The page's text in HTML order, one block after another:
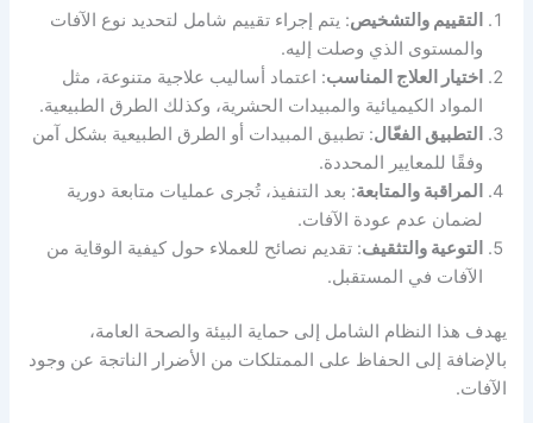
التقييم والتشخيص: يتم إجراء تقييم شامل لتحديد نوع الآفات
والمستوى الذي وصلت إليه.
اختيار العلاج المناسب: اعتماد أساليب علاجية متنوعة، مثل
المواد الكيميائية والمبيدات الحشرية، وكذلك الطرق الطبيعية.
التطبيق الفعّال: تطبيق المبيدات أو الطرق الطبيعية بشكل آمن
وفقًا للمعايير المحددة.
المراقبة والمتابعة: بعد التنفيذ، تُجرى عمليات متابعة دورية
لضمان عدم عودة الآفات.
التوعية والتثقيف: تقديم نصائح للعملاء حول كيفية الوقاية من
الآفات في المستقبل.
يهدف هذا النظام الشامل إلى حماية البيئة والصحة العامة،
بالإضافة إلى الحفاظ على الممتلكات من الأضرار الناتجة عن وجود
الآفات.